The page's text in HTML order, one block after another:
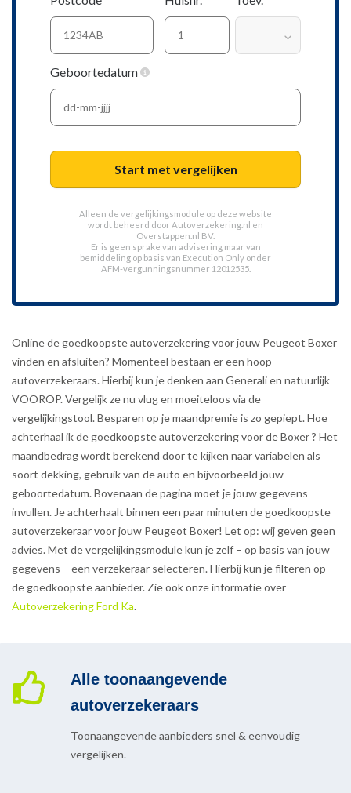
Geboortedatum
Start met vergelijken
Alleen de vergelijkingsmodule op deze website
wordt beheerd door Autoverzekering.nl en
Overstappen.nl BV.
Er is geen sprake van advisering maar van
bemiddeling op basis van Execution Only onder
AFM-vergunningsnummer 12012535.
Online de goedkoopste autoverzekering voor jouw Peugeot Boxer
vinden en afsluiten? Momenteel bestaan er een hoop
autoverzekeraars. Hierbij kun je denken aan Generali en natuurlijk
VOOROP. Vergelijk ze nu vlug en moeiteloos via de
vergelijkingstool. Besparen op je maandpremie is zo gepiept. Hoe
achterhaal ik de goedkoopste autoverzekering voor de Boxer ? Het
maandbedrag wordt berekend door te kijken naar variabelen als
soort dekking, gebruik van de auto en bijvoorbeeld jouw
geboortedatum. Bovenaan de pagina moet je jouw gegevens
invullen. Je achterhaalt binnen een paar minuten de goedkoopste
autoverzekeraar voor jouw Peugeot Boxer! Let op: wij geven geen
advies. Met de vergelijkingsmodule kun je zelf – op basis van jouw
gegevens – een verzekeraar selecteren. Hierbij kun je filteren op
de goedkoopste aanbieder. Zie ook onze informatie over
Autoverzekering Ford Ka.
Alle toonaangevende
autoverzekeraars
Toonaangevende aanbieders snel & eenvoudig
vergelijken.